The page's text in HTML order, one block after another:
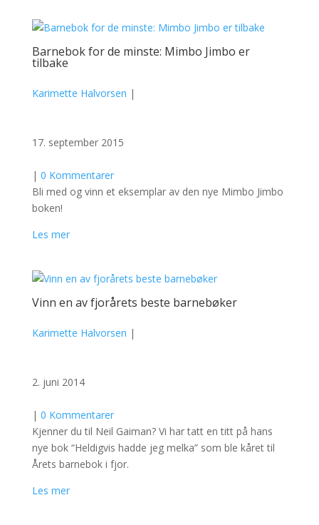
Barnebok for de minste: Mimbo Jimbo er
tilbake
Karimette Halvorsen |
17. september 2015
| 0 Kommentarer
Bli med og vinn et eksemplar av den nye Mimbo Jimbo
boken!
Les mer
Vinn en av fjorårets beste barnebøker
Karimette Halvorsen |
2. juni 2014
| 0 Kommentarer
Kjenner du til Neil Gaiman? Vi har tatt en titt på hans
nye bok “Heldigvis hadde jeg melka” som ble kåret til
Årets barnebok i fjor.
Les mer